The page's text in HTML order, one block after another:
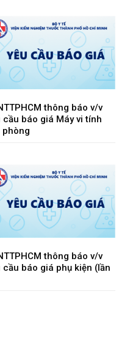
thông báo v/v
cầu báo giá Máy vi tính
phòng
thông báo v/v
cầu báo giá phụ kiện (lần